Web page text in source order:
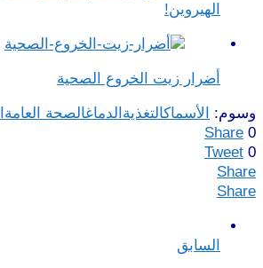
الهيروين!
أضرار زيت الخروع الصحية
وسوم: الأسماكالتغذية الدماغالصحة العامة
Share 0
Tweet 0
Share
Share
السابق